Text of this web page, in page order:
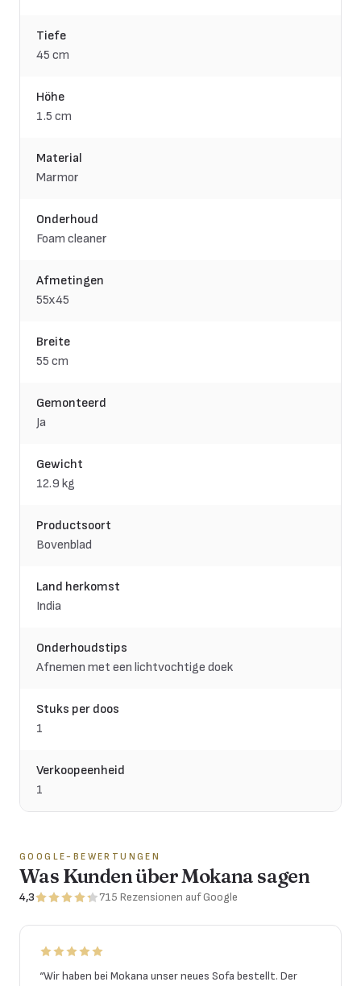
Tiefe
45 cm
Höhe
1.5 cm
Material
Marmor
Onderhoud
Foam cleaner
Afmetingen
55x45
Breite
55 cm
Gemonteerd
Ja
Gewicht
12.9 kg
Productsoort
Bovenblad
Land herkomst
India
Onderhoudstips
Afnemen met een lichtvochtige doek
Stuks per doos
1
Verkoopeenheid
1
GOOGLE-BEWERTUNGEN
Was Kunden über Mokana sagen
4,3 715 Rezensionen auf Google
“Wir haben bei Mokana unser neues Sofa bestellt. Der